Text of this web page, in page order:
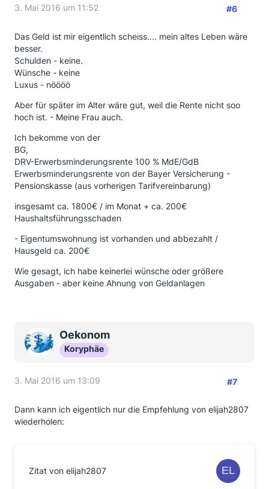
3. Mai 2016 um 11:52 #6
Das Geld ist mir eigentlich scheiss.... mein altes Leben wäre
besser.
Schulden - keine.
Wünsche - keine
Luxus - nöööö
Aber für später im Alter wäre gut, weil die Rente nicht soo
hoch ist. - Meine Frau auch.
Ich bekomme von der
BG,
DRV-Erwerbsminderungsrente 100 % MdE/GdB
Erwerbsminderungsrente von der Bayer Versicherung -
Pensionskasse (aus vorherigen Tarifvereinbarung)
insgesamt ca. 1800€ / im Monat + ca. 200€
Haushaltsführungsschaden
- Eigentumswohnung ist vorhanden und abbezahlt /
Hausgeld ca. 200€
Wie gesagt, ich habe keinerlei wünsche oder größere
Ausgaben - aber keine Ahnung von Geldanlagen
Oekonom
Koryphäe
3. Mai 2016 um 13:09 #7
Dann kann ich eigentlich nur die Empfehlung von elijah2807
wiederholen:
Zitat von elijah2807